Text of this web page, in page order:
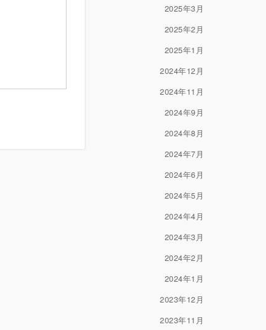
2025年3月
2025年2月
2025年1月
2024年12月
2024年11月
2024年9月
2024年8月
2024年7月
2024年6月
2024年5月
2024年4月
2024年3月
2024年2月
2024年1月
2023年12月
2023年11月